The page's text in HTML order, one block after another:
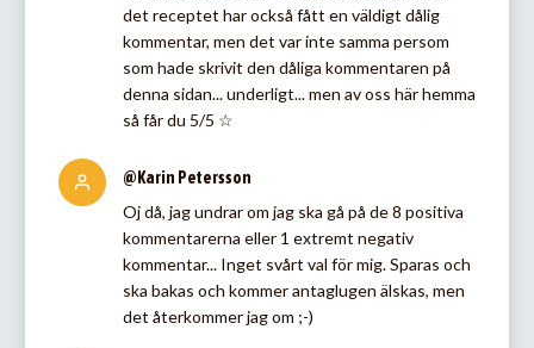
det receptet har också fått en väldigt dålig
kommentar, men det var inte samma persom
som hade skrivit den dåliga kommentaren på
denna sidan... underligt... men av oss här hemma
så får du 5/5 ☆
@Karin Petersson
Oj då, jag undrar om jag ska gå på de 8 positiva
kommentarerna eller 1 extremt negativ
kommentar... Inget svårt val för mig. Sparas och
ska bakas och kommer antaglugen älskas, men
det återkommer jag om ;-)